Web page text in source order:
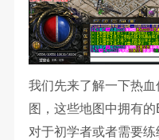
我们先来了解一下热
图，这些地图中拥有
对于初学者或者需要